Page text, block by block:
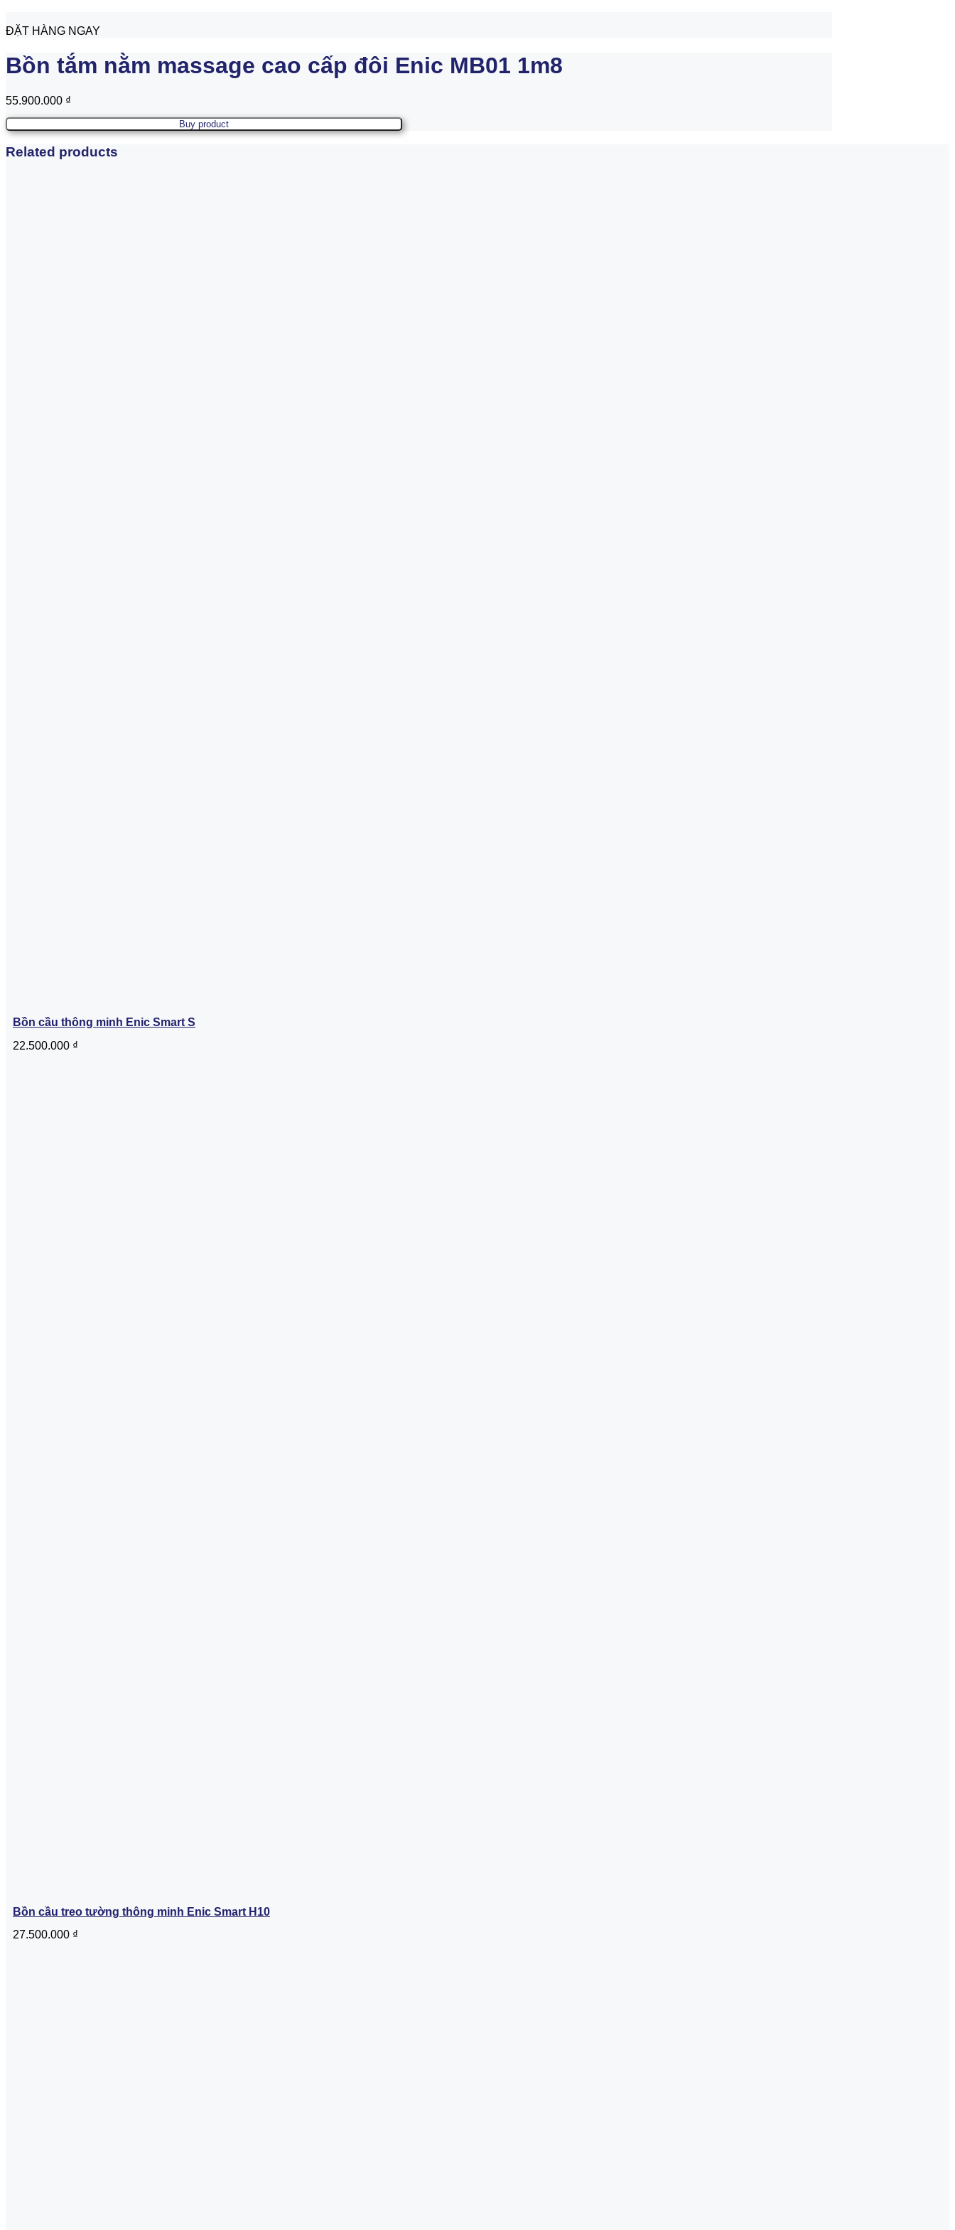
ĐẶT HÀNG NGAY
Bồn tắm nằm massage cao cấp đôi Enic MB01 1m8
55.900.000 ₫
Buy product
Related products
Bồn cầu thông minh Enic Smart S
22.500.000 ₫
Bồn cầu treo tường thông minh Enic Smart H10
27.500.000 ₫